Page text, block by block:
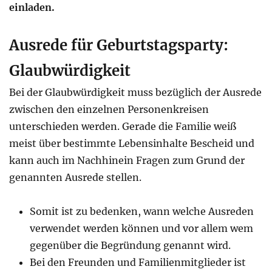
einladen.
Ausrede für Geburtstagsparty:
Glaubwürdigkeit
Bei der Glaubwürdigkeit muss bezüglich der Ausrede
zwischen den einzelnen Personenkreisen
unterschieden werden. Gerade die Familie weiß
meist über bestimmte Lebensinhalte Bescheid und
kann auch im Nachhinein Fragen zum Grund der
genannten Ausrede stellen.
Somit ist zu bedenken, wann welche Ausreden
verwendet werden können und vor allem wem
gegenüber die Begründung genannt wird.
Bei den Freunden und Familienmitglieder ist